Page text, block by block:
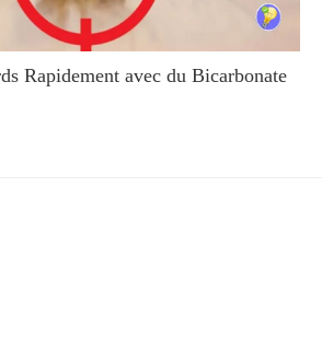
Rapidement avec du Bicarbonate